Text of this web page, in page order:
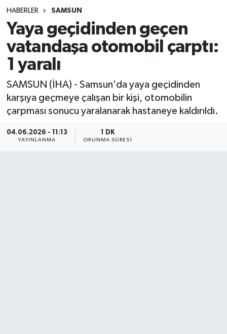
HABERLER SAMSUN
Yaya geçidinden geçen
vatandaşa otomobil çarptı:
1 yaralı
SAMSUN (İHA) - Samsun'da yaya geçidinden
karşıya geçmeye çalışan bir kişi, otomobilin
çarpması sonucu yaralanarak hastaneye kaldırıldı.
04.06.2026 - 11:13
YAYINLANMA
1 DK
OKUNMA SÜRESI
Spor
Teknoloji
Yaşam